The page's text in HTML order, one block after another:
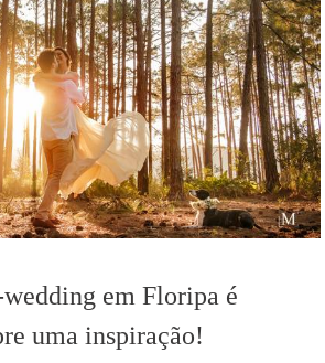
em Floripa é
uma inspiração!